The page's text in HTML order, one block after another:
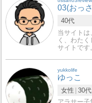
03(おっ
40代
当サイト
く、わた
サイトです
yukkolife
ゆっこ
女性 30代